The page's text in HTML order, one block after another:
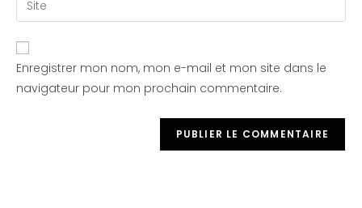
Enregistrer mon nom, mon e-mail et mon site dans le
navigateur pour mon prochain commentaire.